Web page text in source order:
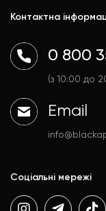
Watch
Гаджети
Аксесуари
Trade In
Доставка і оплата
Договір публічної
Політика
Контактна
0 800
(з 10:00 до
Email
Соціальні мережі